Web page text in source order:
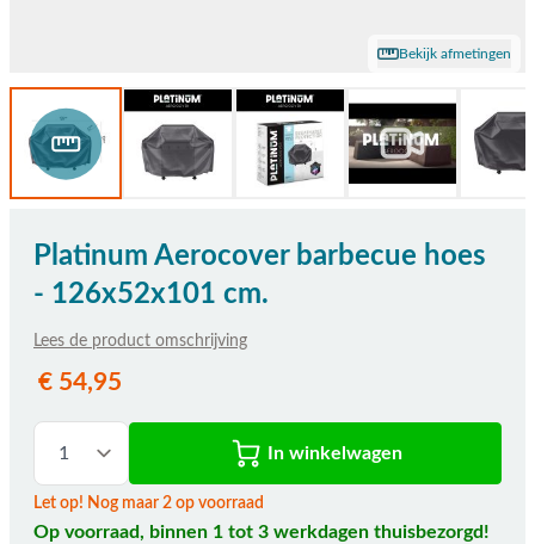
Bekijk afmetingen
Platinum Aerocover barbecue hoes
- 126x52x101 cm.
Lees de product omschrijving
€ 54,95
In winkelwagen
Let op! Nog maar 2 op voorraad
Op voorraad, binnen 1 tot 3 werkdagen thuisbezorgd!